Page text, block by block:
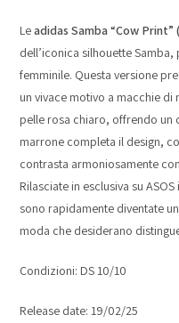
Leadidas Samba “Cow Print”
dell’iconica silhouette
femminile. Questa versione
un vivace motivo a macchie
pelle rosa chiaro, offrendo un
marrone completa il design,
contrasta armoniosamente
Rilasciate in esclusiva su
sono rapidamente diventate
moda che desiderano
Condizioni: DS 10/10
Release date: 19/02/25